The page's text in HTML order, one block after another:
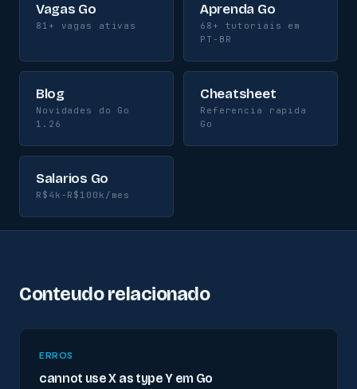
Vagas Go
81+ vagas ativas
Aprenda Go
68+ tutoriais em
PT-BR
Blog
Novidades do Go
1.26
Cheatsheet
Referencia rapida
Go
Salarios Go
R$4k-R$100k/mes
Conteudo relacionado
ERROS
cannot use X as type Y em Go